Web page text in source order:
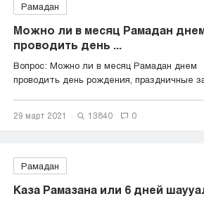
Рамадан
Можно ли в месяц Рамадан
проводить день ...
Вопрос: Можно ли в месяц Рамадан днем
проводить день рождения, праздничные
29 март 2021 13840 0
Рамадан
Каза Рамазана или 6 дней